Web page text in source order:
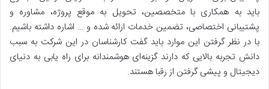
باید به همکاری با متخصصین، تحویل به موقع پروژه، مشاوره و
پشتیبانی اختصاصی، تضمین خدمات ارائه شده و … اشاره داشته باشیم.
با در نظر گرفتن این موارد باید گفت کارشناسان در این شرکت به سبب
دانش تجربه بالایی که دارند گزینه‌ای هوشمندانه برای راه یابی به دنیای
دیجیتال و پیشی گرفتن از رقبا هستند.